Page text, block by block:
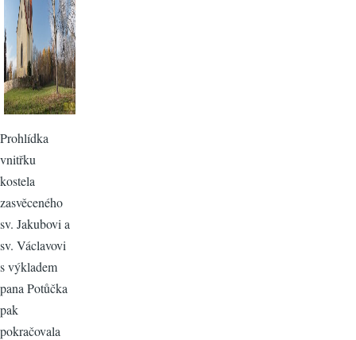
Prohlídka
vnitřku
kostela
zasvěceného
sv. Jakubovi a
sv. Václavovi
s výkladem
pana Potůčka
pak
pokračovala